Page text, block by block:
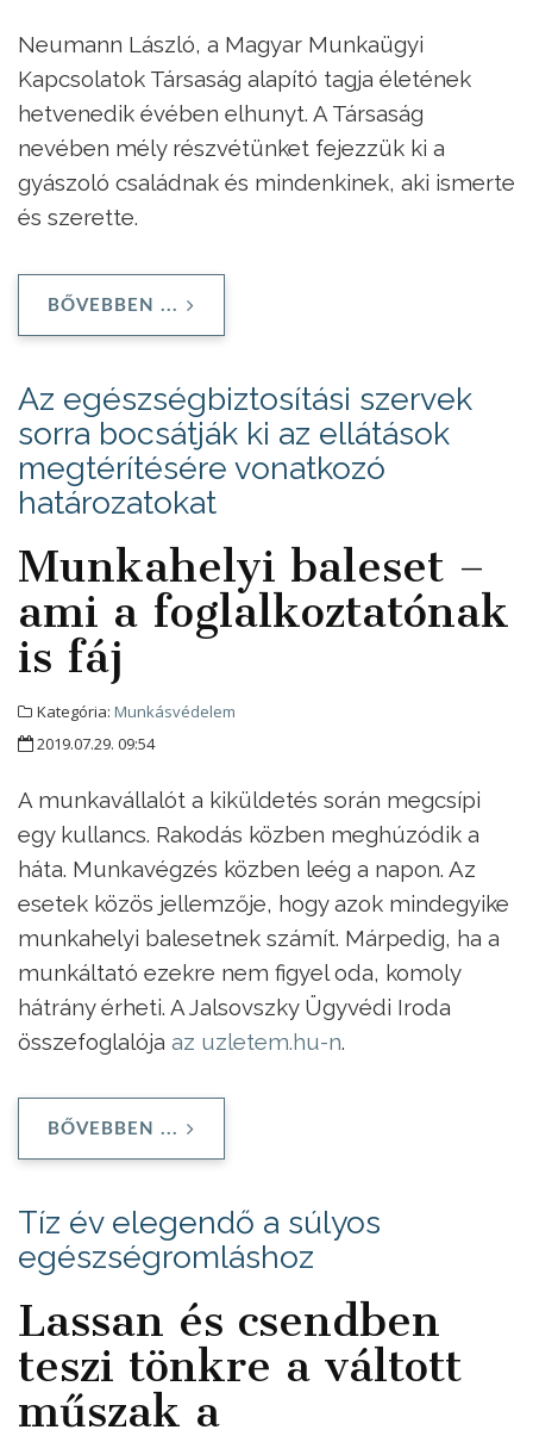
Neumann László, a Magyar Munkaügyi
Kapcsolatok Társaság alapító tagja életének
hetvenedik évében elhunyt. A Társaság
nevében mély részvétünket fejezzük ki a
gyászoló családnak és mindenkinek, aki ismerte
és szerette.
BŐVEBBEN ...
Az egészségbiztosítási szervek
sorra bocsátják ki az ellátások
megtérítésére vonatkozó
határozatokat
Munkahelyi baleset –
ami a foglalkoztatónak
is fáj
Kategória: Munkásvédelem
2019.07.29. 09:54
A munkavállalót a kiküldetés során megcsípi
egy kullancs. Rakodás közben meghúzódik a
háta. Munkavégzés közben leég a napon. Az
esetek közös jellemzője, hogy azok mindegyike
munkahelyi balesetnek számít. Márpedig, ha a
munkáltató ezekre nem figyel oda, komoly
hátrány érheti. A Jalsovszky Ügyvédi Iroda
összefoglalója az uzletem.hu-n.
BŐVEBBEN ...
Tíz év elegendő a súlyos
egészségromláshoz
Lassan és csendben
teszi tönkre a váltott
műszak a